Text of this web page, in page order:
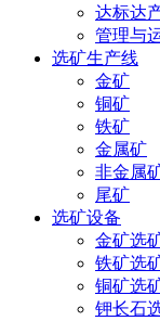
达标达
管理与
选矿生产线
金矿
铜矿
铁矿
金属矿
非金属
尾矿
选矿设备
金矿选
铁矿选
铜矿选
钾长石